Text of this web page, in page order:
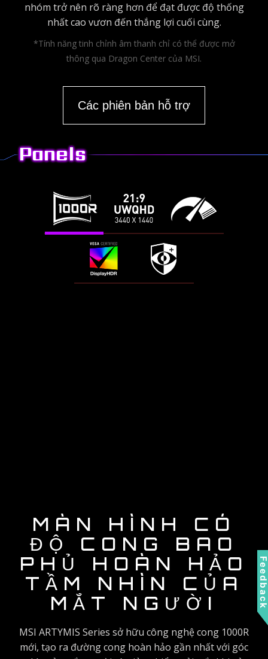
nhóm trở nên rõ ràng hơn để đạt được độ thống
nhất cao vươn đến thắng lợi cuối cùng.
*Tính năng tinh chỉnh âm thanh chỉ có thể được mở
thông qua Dragon Center của MSI.
Các phiên bản hỗ trợ
Panels
MÀN HÌNH CÓ
ĐỘ CONG BAO
PHỦ HOÀN HẢO
TẦM NHÌN CỦA
MẮT NGƯỜI
MSI ARTYMIS Series sở hữu công nghệ cong 1000R
mới, tạo ra đường cong hoàn hảo gần nhất với góc